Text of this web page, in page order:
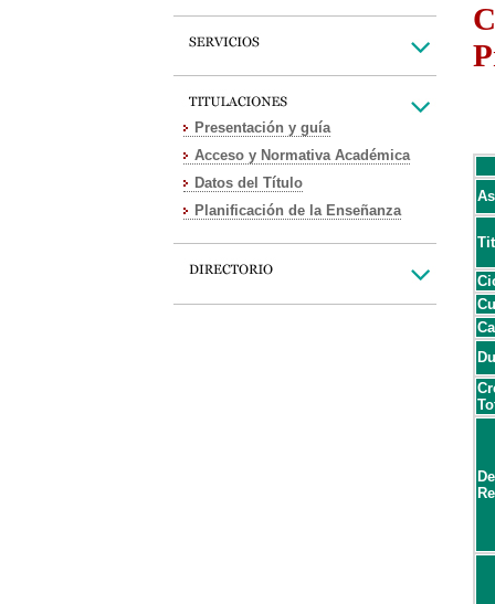
Presentación y guía
Acceso y Normativa Académica
Datos del Título
Planificación de la Enseñanza